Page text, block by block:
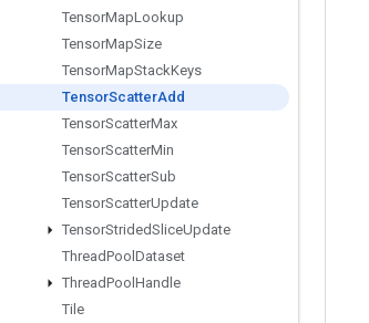
TensorMapLookup
TensorMapSize
TensorMapStackKeys
TensorScatterAdd
TensorScatterMax
TensorScatterMin
TensorScatterSub
TensorScatterUpdate
TensorStridedSliceUpdate
ThreadPool Dataset
ThreadPool Handle
Tile